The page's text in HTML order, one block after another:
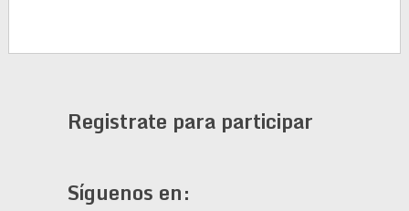
Registrate para participar
Síguenos en: